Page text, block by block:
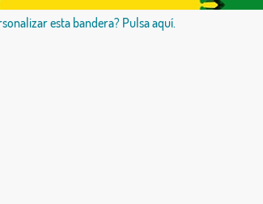
esta bandera? Pulsa aquí.